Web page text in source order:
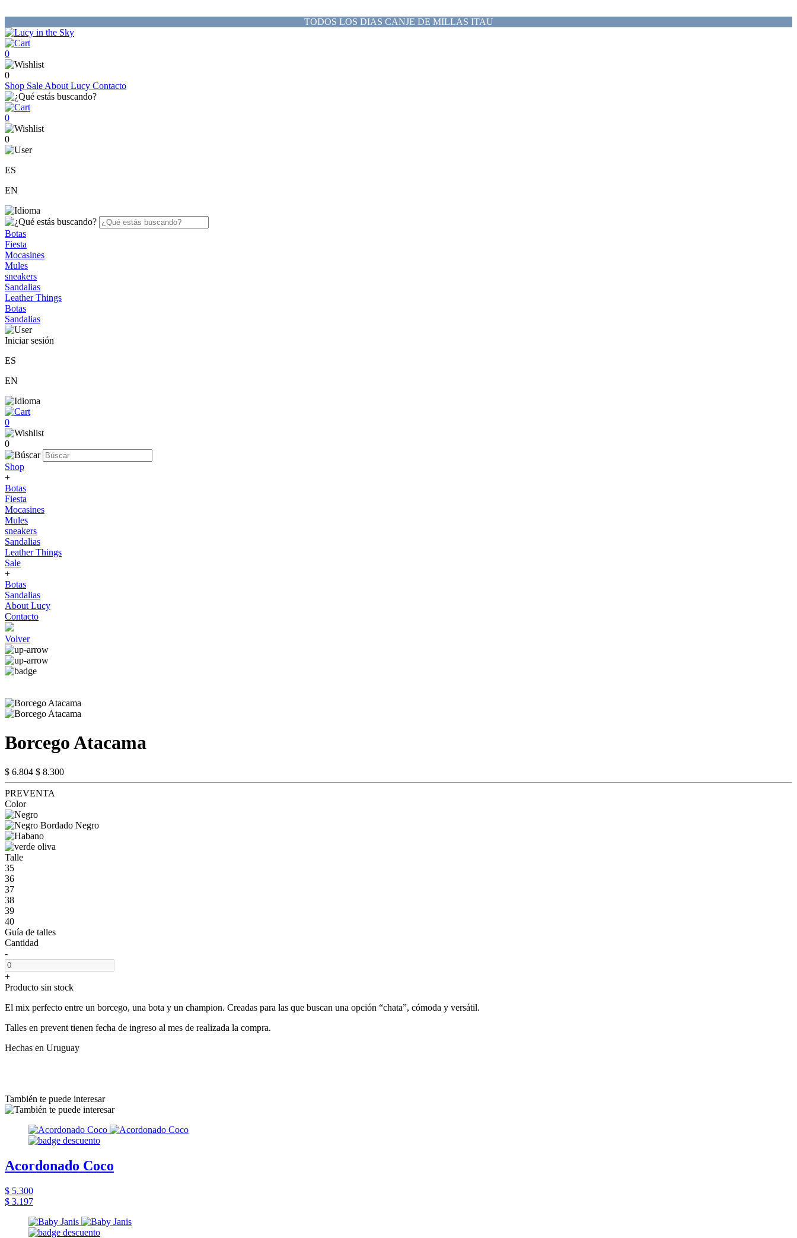
TODOS LOS DIAS CANJE DE MILLAS ITAU
0
0
Shop Sale About Lucy Contacto
0
0
ES
EN
Botas
Fiesta
Mocasines
Mules
sneakers
Sandalias
Leather Things
Botas
Sandalias
Iniciar sesión
ES
EN
0
0
Shop
+
Botas
Fiesta
Mocasines
Mules
sneakers
Sandalias
Leather Things
Sale
+
Botas
Sandalias
About Lucy
Contacto
Volver
Borcego Atacama
$ 6.804 $ 8.300
PREVENTA
Color
Talle
35
36
37
38
39
40
Guía de talles
Cantidad
-
+
Producto sin stock
El mix perfecto entre un borcego, una bota y un champion. Creadas para las que buscan una opción “chata”, cómoda y versátil.
Talles en prevent tienen fecha de ingreso al mes de realizada la compra.
Hechas en Uruguay
También te puede interesar
Acordonado Coco
$ 5.300
$ 3.197